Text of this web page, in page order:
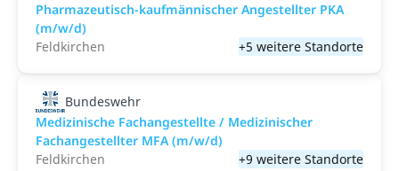
Pharmazeutisch-kaufmännischer Angestellter PKA
(m/w/d)
Feldkirchen
+5 weitere Standorte
Bundeswehr
Medizinische Fachangestellte / Medizinischer
Fachangestellter MFA (m/w/d)
Feldkirchen
+9 weitere Standorte